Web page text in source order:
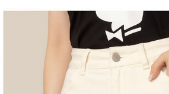
【注意事項】
1.本服務係由「台灣大哥大股份有限公司」（以
用戶於交易時，得透過本服務購買商品或服務，
買賣價金債權讓與本公司後，依約使用本公司帳
2.基於同意付款使用「大哥付你分期」之契約關
資料（包含姓名、電話或地址）提供予台灣大哥
由本公司與您本人進行分期帳單所需資料之確認
3.完整用戶服務條款，請詳閱以下連結：
https://
ATM／網路銀行／等多元方式進行付款，方視為
※ 請注意：結帳手續完成當下不需立刻繳費，但
購買商品的店家。未經商家同意取消之訂單仍視
後付繳納相關費用。
※ 交易是否成功請以「AFTEE先享後付 」之結
是否繳費成功／繳費後需取消欲退款等相關疑問
客戶支援中心」https://
每筆NT$120
付款後萊爾富取貨